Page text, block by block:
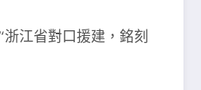
江省對口援建，銘刻